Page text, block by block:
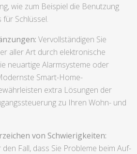
wie zum Beispiel die Benutzung
für Schlüssel.
Vervollständigen Sie
aller Art durch elektronische
neuartige Alarmsysteme oder
Smart-Home-
extra Lösungen der
zu Ihren Wohn- und
von Schwierigkeiten:
Fall, dass Sie Probleme beim Auf-